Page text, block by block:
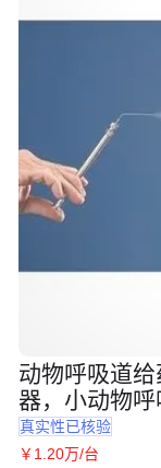
动物呼吸道
器，小动物
真实性已核验
￥ 1.20万/台